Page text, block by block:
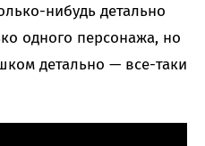
нибудь детально
одного персонажа, но
детально — все-таки